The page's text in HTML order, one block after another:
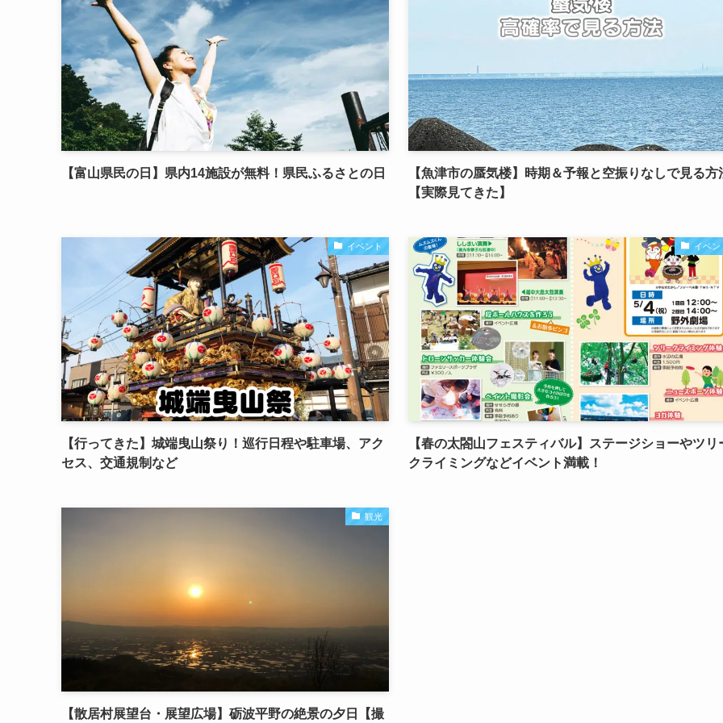
【富山県民の日】県内14施設が無料！県民ふるさとの日
【魚津市の蜃気楼】時期＆予報と空振りなしで見る方
【実際見てきた】
イベント
【行ってきた】城端曳山祭り！巡行日程や駐車場、アク
セス、交通規制など
イベン
【春の太閤山フェスティバル】ステージショーやツリ
クライミングなどイベント満載！
観光
【散居村展望台・展望広場】砺波平野の絶景の夕日【撮